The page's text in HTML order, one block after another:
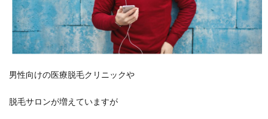
男性向けの医療脱毛クリニックや
脱毛サロンが増えていますが